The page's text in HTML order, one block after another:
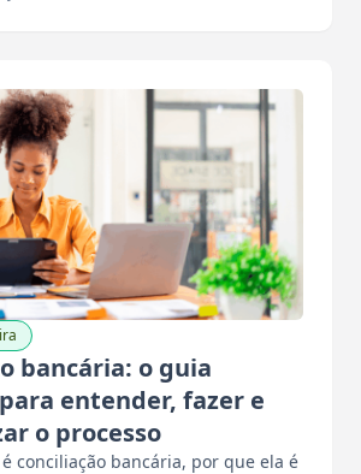
bancária: o guia
entender, fazer e
o processo
conciliação bancária, por que ela é